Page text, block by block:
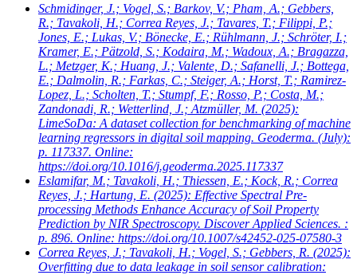
Schmidinger, J.; Vogel, S.; Barkov, V.; Pham, A.; Gebbers,
R.; Tavakoli, H.; Correa Reyes, J.; Tavares, T.; Filippi, P.;
Jones, E.; Lukas, V.; Bönecke, E.; Rühlmann, J.; Schröter, I.;
Kramer, E.; Pätzold, S.; Kodaira, M.; Wadoux, A.; Bragazza,
L.; Metzger, K.; Huang, J.; Valente, D.; Safanelli, J.; Bottega,
E.; Dalmolin, R.; Farkas, C.; Steiger, A.; Horst, T.; Ramirez-
Lopez, L.; Scholten, T.; Stumpf, F.; Rosso, P.; Costa, M.;
Zandonadi, R.; Wetterlind, J.; Atzmüller, M. (2025):
LimeSoDa: A dataset collection for benchmarking of machine
learning regressors in digital soil mapping. Geoderma. (July):
p. 117337. Online:
https://doi.org/10.1016/j.geoderma.2025.117337
Eslamifar, M.; Tavakoli, H.; Thiessen, E.; Kock, R.; Correa
Reyes, J.; Hartung, E. (2025): Effective Spectral Pre-
processing Methods Enhance Accuracy of Soil Property
Prediction by NIR Spectroscopy. Discover Applied Sciences. :
p. 896. Online: https://doi.org/10.1007/s42452-025-07580-3
Correa Reyes, J.; Tavakoli, H.; Vogel, S.; Gebbers, R. (2025):
Overfitting due to data leakage in soil sensor calibration: